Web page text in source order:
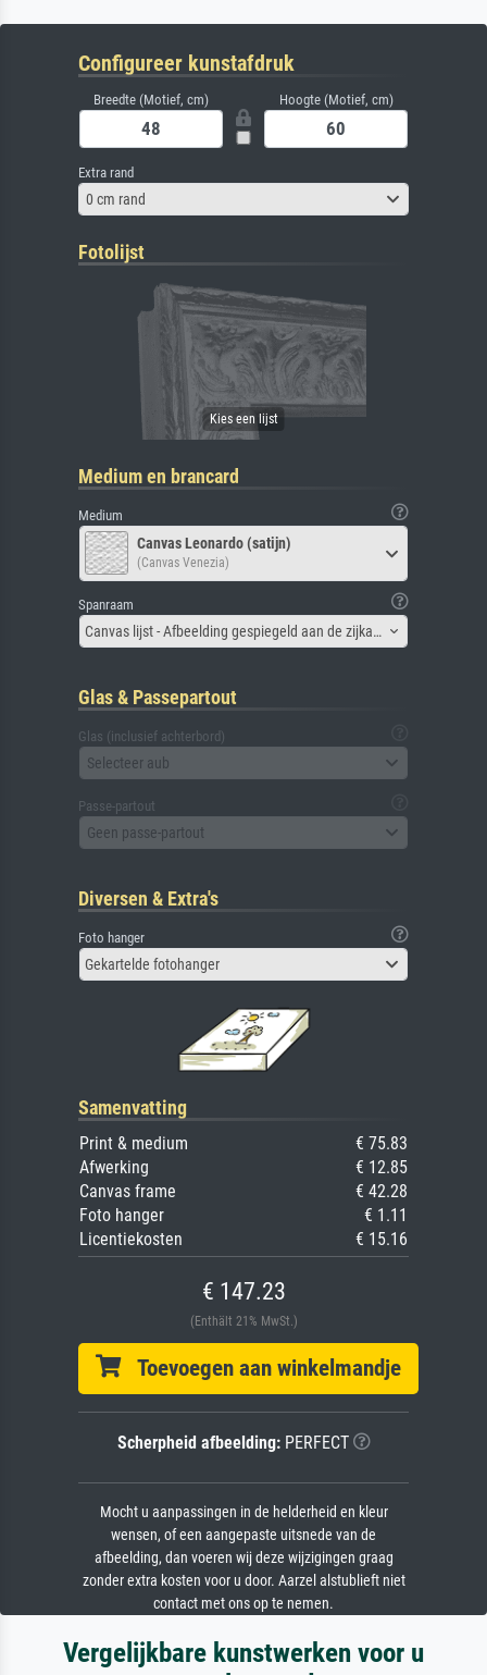
Configureer kunstafdruk
Breedte (Motief, cm) Hoogte (Motief, cm)
Extra rand
0 cm rand
Fotolijst
Medium en brancard
Medium
Canvas Leonardo (satijn)
(Canvas Venezia)
Spanraam
Canvas lijst - Afbeelding gespiegeld aan de zijkant
Glas & Passepartout
Glas (inclusief achterbord)
Selecteer aub
Passe-partout
Geen passe-partout
Diversen & Extra's
Foto hanger
Gekartelde fotohanger
Samenvatting
Print & medium
€ 75.83
Afwerking
€ 12.85
Canvas frame
€ 42.28
Foto hanger
€ 1.11
Licentiekosten
€ 15.16
€ 147.23
(Enthält 21% MwSt.)
Toevoegen aan winkelmandje
Scherpheid afbeelding:PERFECT
Mocht u aanpassingen in de helderheid en kleur
wensen, of een aangepaste uitsnede van de
afbeelding, dan voeren wij deze wijzigingen graag
zonder extra kosten voor u door. Aarzel alstublieft niet
contact met ons op te nemen.
Vergelijkbare kunstwerken voor u